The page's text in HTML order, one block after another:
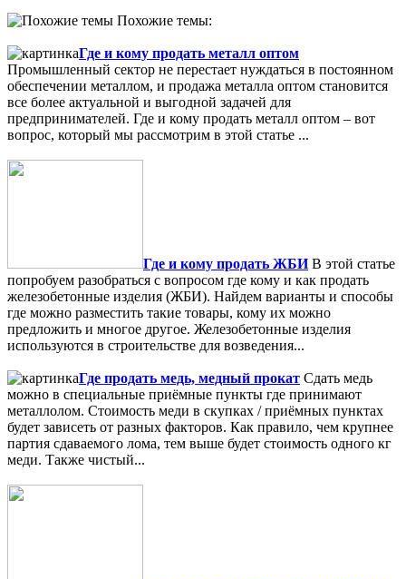
Похожие темы:
Где и кому продать металл оптом
Промышленный сектор не перестает нуждаться в постоянном
обеспечении металлом, и продажа металла оптом становится
все более актуальной и выгодной задачей для
предпринимателей. Где и кому продать металл оптом – вот
вопрос, который мы рассмотрим в этой статье ...
Где и кому продать ЖБИВ этой статье
попробуем разобраться с вопросом где кому и как продать
железобетонные изделия (ЖБИ). Найдем варианты и способы
где можно разместить такие товары, кому их можно
предложить и многое другое. Железобетонные изделия
используются в строительстве для возведения...
Где продать медь, медный прокат Сдать медь
можно в специальные приёмные пункты где принимают
металлолом. Стоимость меди в скупках / приёмных пунктах
будет зависеть от разных факторов. Как правило, чем крупнее
партия сдаваемого лома, тем выше будет стоимость одного кг
меди. Также чистый...